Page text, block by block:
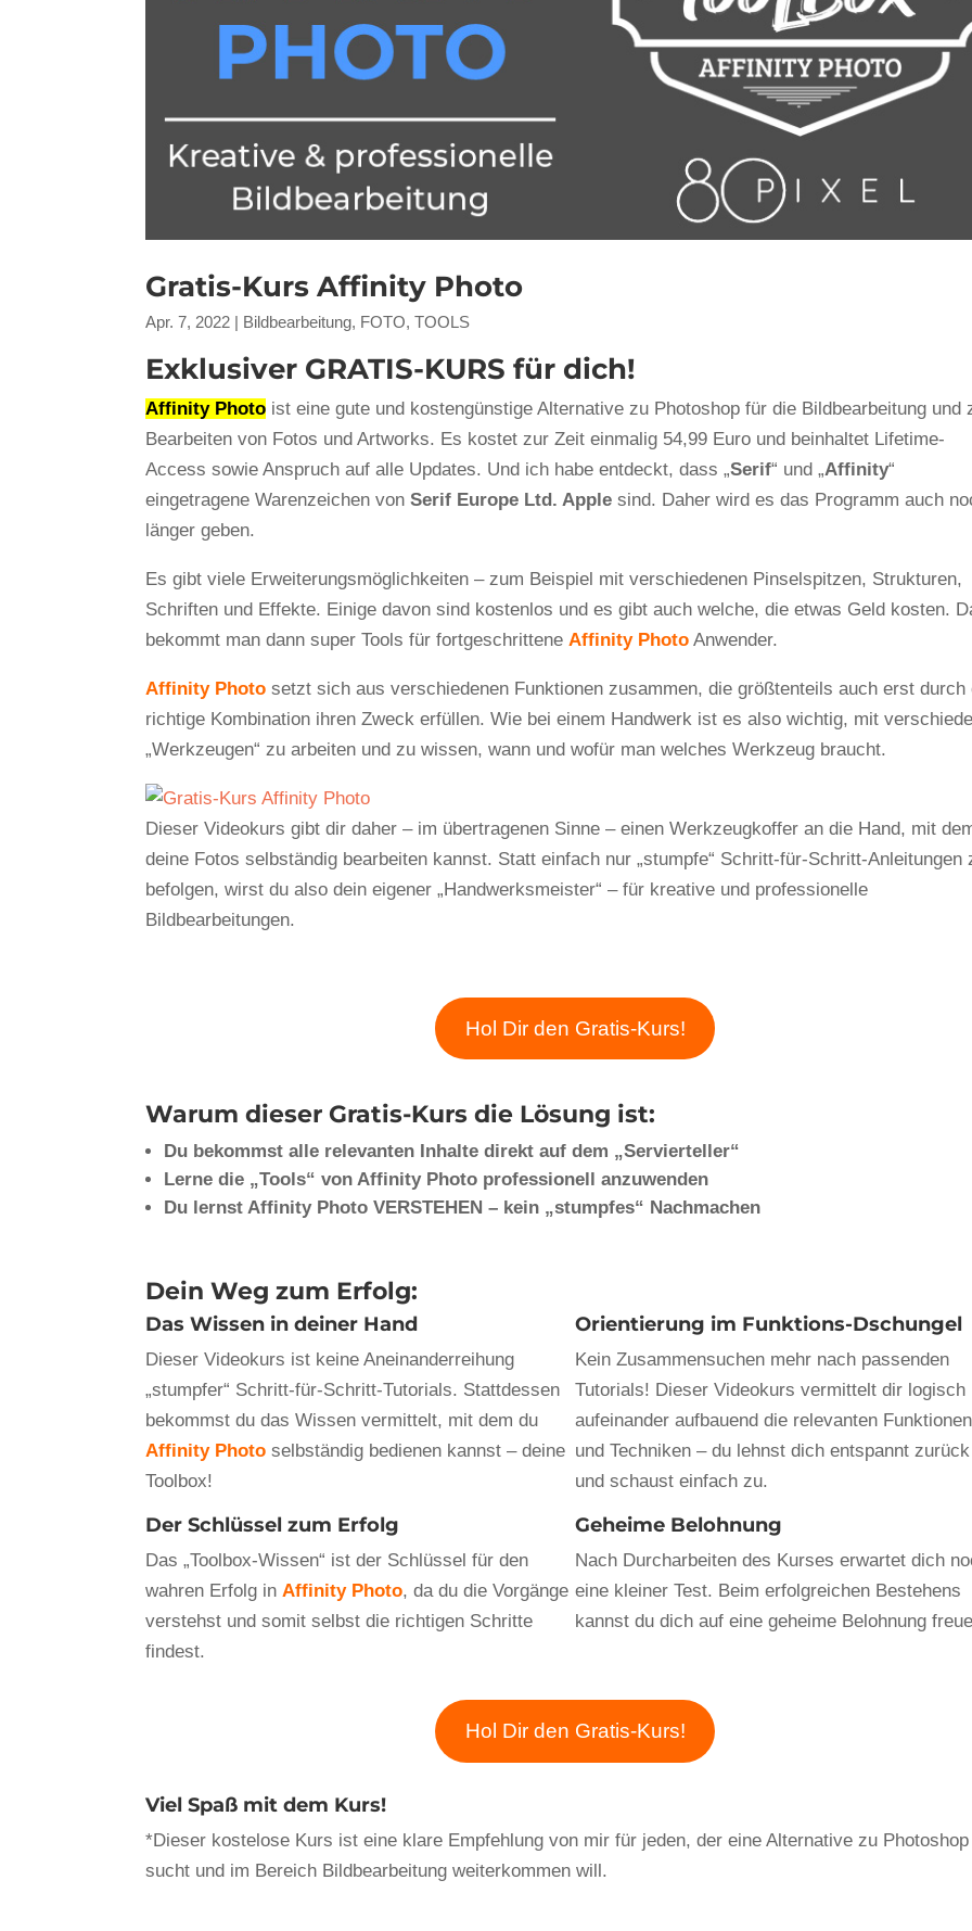
Gratis-Kurs Affinity Photo
Apr. 7, 2022 | Bildbearbeitung, FOTO,TOOLS
Exklusiver GRATIS-KURSfür dich!
Affinity Photo ist eine gute und kostengünstige Alternative zu Photoshop für die Bildbearbeitung und
Bearbeiten von Fotos und Artworks. Es kostet zur Zeit einmalig 54,99 Euro und beinhaltet Lifetime-
Access sowie Anspruch auf alle Updates. Und ich habe entdeckt, dass „Serif“ und „Affinity“
eingetragene Warenzeichen vonSerif Europe Ltd. Apple sind. Daher wird es das Programm auch
länger geben.
Es gibt viele Erweiterungsmöglichkeiten – zum Beispiel mit verschiedenen Pinselspitzen, Strukturen,
Schriften und Effekte. Einige davon sind kostenlos und es gibt auch welche, die etwas Geld kosten.
bekommt man dann super Tools für fortgeschrittene Affinity Photo Anwender.
Affinity Photo setzt sich aus verschiedenen Funktionen zusammen, die größtenteils auch erst durch
richtige Kombination ihren Zweck erfüllen. Wie bei einem Handwerk ist es also wichtig, mit
„Werkzeugen“ zu arbeiten und zu wissen, wann und wofür man welches Werkzeug braucht.
Dieser Videokurs gibt dir daher – im übertragenen Sinne – einen Werkzeugkoffer an die Hand, mit
deine Fotos selbständig bearbeiten kannst. Statt einfach nur „stumpfe“ Schritt-für-Schritt-Anleitungen
befolgen, wirst du also dein eigener „Handwerksmeister“ – für kreative und professionelle
Bildbearbeitungen.
Hol Dir den Gratis-Kurs!
Warum dieser Gratis-Kursdie Lösung ist:
Du bekommst alle relevanten Inhalte direkt auf dem „Servierteller“
Lerne die „Tools“ von Affinity Photo professionell anzuwenden
Du lernst Affinity Photo VERSTEHEN – kein „stumpfes“ Nachmachen
Dein Weg zum Erfolg:
Das Wissen in deiner Hand
Dieser Videokurs ist keine Aneinanderreihung
„stumpfer“ Schritt-für-Schritt-Tutorials. Stattdessen
bekommst du das Wissen vermittelt, mit dem du
Affinity Photo selbständig bedienen kannst – deine
Toolbox!
Der Schlüssel zum Erfolg
Das „Toolbox-Wissen“ ist der Schlüssel für den
wahren Erfolg inAffinity Photo, da du die Vorgänge
verstehst und somit selbst die richtigen Schritte
findest.
Orientierung im Funktions-Dschungel
Kein Zusammensuchen mehr nach passenden
Tutorials! Dieser Videokurs vermittelt dir logisch
aufeinander aufbauend die relevanten Funktionen
und Techniken – du lehnst dich entspannt zurück
und schaust einfach zu.
Geheime Belohnung
Nach Durcharbeiten des Kurses erwartet dich
eine kleiner Test. Beim erfolgreichen Bestehens
kannst du dich auf eine geheime Belohnung
Hol Dir den Gratis-Kurs!
Viel Spaß mit dem Kurs!
*Dieser kostelose Kurs ist eine klare Empfehlung von mir für jeden, der eine Alternative zu Photoshop
sucht und im Bereich Bildbearbeitung weiterkommen will.